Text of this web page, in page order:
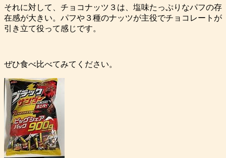
それに対して、チョコナッツ３は、塩味たっぷりなパフの存
在感が大きい。パフや３種のナッツが主役でチョコレートが
引き立て役って感じです。
ぜひ食べ比べてみてください。